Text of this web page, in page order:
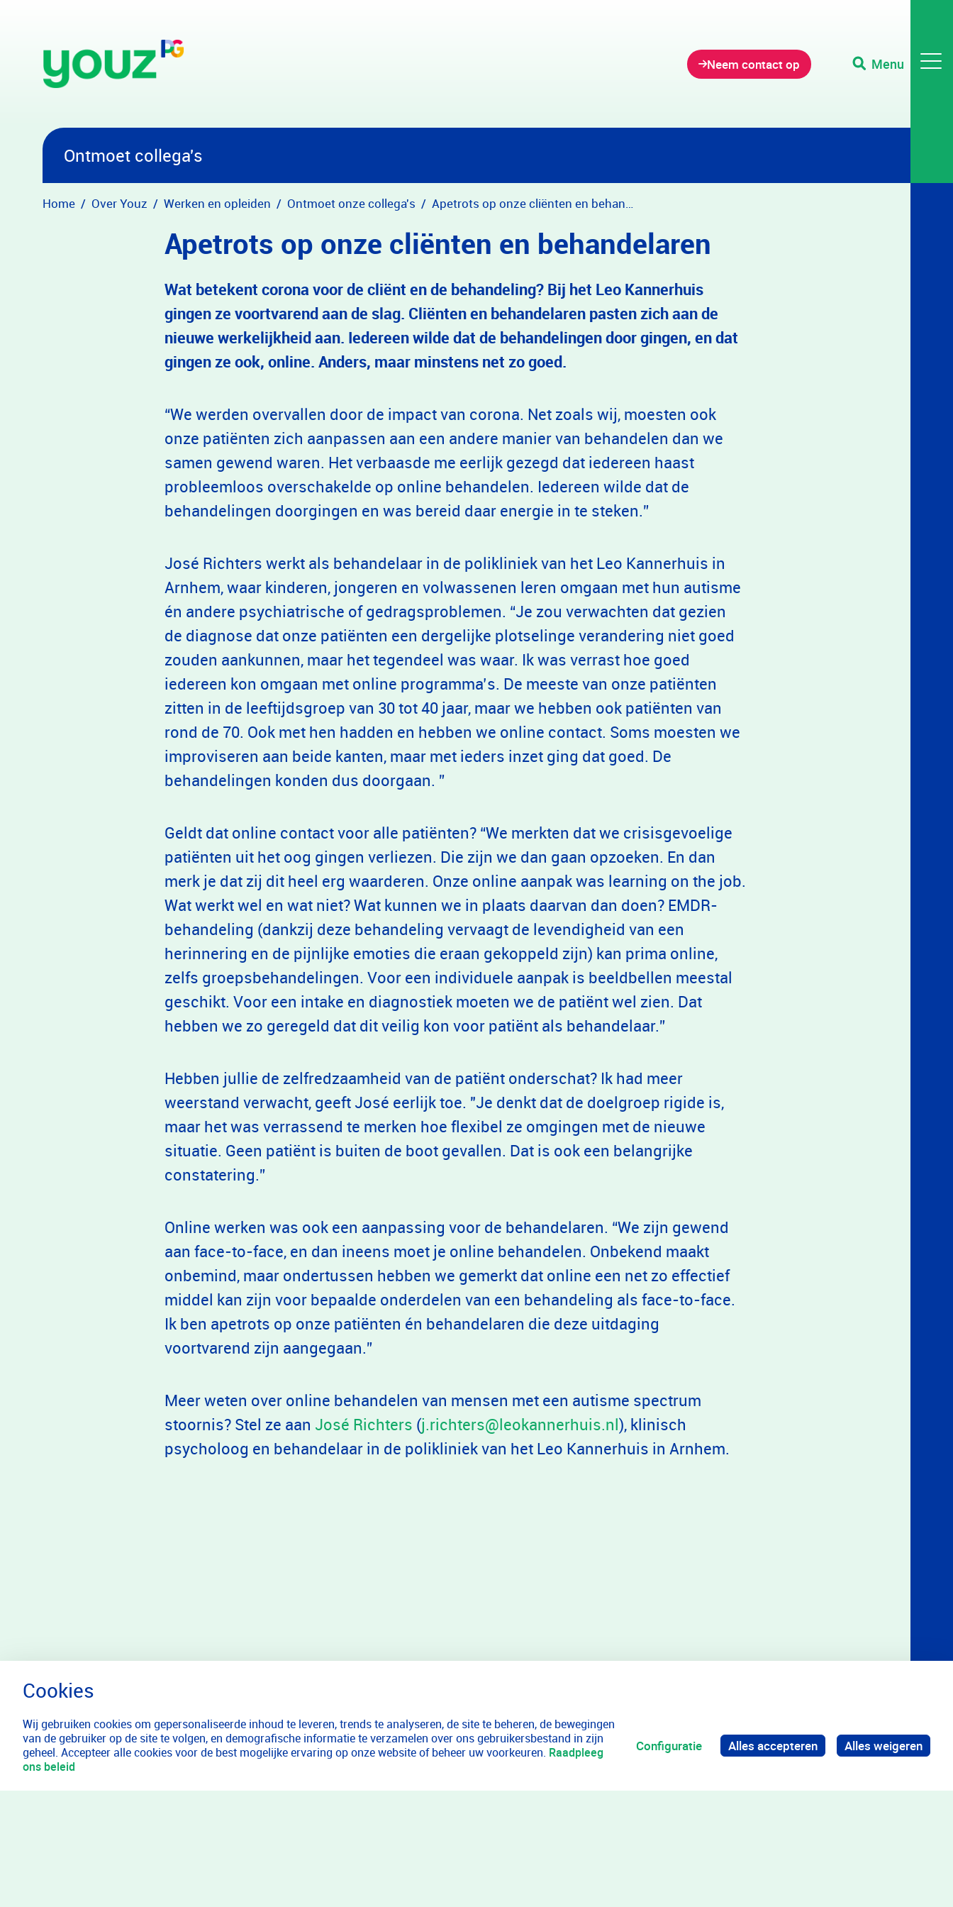
Neem contact op Menu
Ontmoet collega's
Home Over Youz Werken en opleiden Ontmoet onze collega's Apetrots op onze cliënten en behandelaren
Apetrots op onze cliënten en behandelaren
Wat betekent corona voor de cliënt en de behandeling? Bij het Leo Kannerhuis
gingen ze voortvarend aan de slag. Cliënten en behandelaren pasten zich aan de
nieuwe werkelijkheid aan. Iedereen wilde dat de behandelingen door gingen, en dat
gingen ze ook, online. Anders, maar minstens net zo goed.
“We werden overvallen door de impact van corona. Net zoals wij, moesten ook
onze patiënten zich aanpassen aan een andere manier van behandelen dan we
samen gewend waren. Het verbaasde me eerlijk gezegd dat iedereen haast
probleemloos overschakelde op online behandelen. Iedereen wilde dat de
behandelingen doorgingen en was bereid daar energie in te steken.”
José Richters werkt als behandelaar in de polikliniek van het Leo Kannerhuis in
Arnhem, waar kinderen, jongeren en volwassenen leren omgaan met hun autisme
én andere psychiatrische of gedragsproblemen. “Je zou verwachten dat gezien
de diagnose dat onze patiënten een dergelijke plotselinge verandering niet goed
zouden aankunnen, maar het tegendeel was waar. Ik was verrast hoe goed
iedereen kon omgaan met online programma’s. De meeste van onze patiënten
zitten in de leeftijdsgroep van 30 tot 40 jaar, maar we hebben ook patiënten van
rond de 70. Ook met hen hadden en hebben we online contact. Soms moesten we
improviseren aan beide kanten, maar met ieders inzet ging dat goed. De
behandelingen konden dus doorgaan. ”
Geldt dat online contact voor alle patiënten? “We merkten dat we crisisgevoelige
patiënten uit het oog gingen verliezen. Die zijn we dan gaan opzoeken. En dan
merk je dat zij dit heel erg waarderen. Onze online aanpak was learning on the job.
Wat werkt wel en wat niet? Wat kunnen we in plaats daarvan dan doen? EMDR-
behandeling (dankzij deze behandeling vervaagt de levendigheid van een
herinnering en de pijnlijke emoties die eraan gekoppeld zijn) kan prima online,
zelfs groepsbehandelingen. Voor een individuele aanpak is beeldbellen meestal
geschikt. Voor een intake en diagnostiek moeten we de patiënt wel zien. Dat
hebben we zo geregeld dat dit veilig kon voor patiënt als behandelaar.”
Hebben jullie de zelfredzaamheid van de patiënt onderschat? Ik had meer
weerstand verwacht, geeft José eerlijk toe. "Je denkt dat de doelgroep rigide is,
maar het was verrassend te merken hoe flexibel ze omgingen met de nieuwe
situatie. Geen patiënt is buiten de boot gevallen. Dat is ook een belangrijke
constatering.”
Online werken was ook een aanpassing voor de behandelaren. “We zijn gewend
aan face-to-face, en dan ineens moet je online behandelen. Onbekend maakt
onbemind, maar ondertussen hebben we gemerkt dat online een net zo effectief
middel kan zijn voor bepaalde onderdelen van een behandeling als face-to-face.
Ik ben apetrots op onze patiënten én behandelaren die deze uitdaging
voortvarend zijn aangegaan.”
Meer weten over online behandelen van mensen met een autisme spectrum
stoornis? Stel ze aan José Richters (j.richters@leokannerhuis.nl), klinisch
psycholoog en behandelaar in de polikliniek van het Leo Kannerhuis in Arnhem.
Wij gebruiken cookies om gepersonaliseerde inhoud te leveren, trends te analyseren, de site te beheren, de bewegingen
van de gebruiker op de site te volgen, en demografische informatie te verzamelen over ons gebruikersbestand in zijn
geheel. Accepteer alle cookies voor de best mogelijke ervaring op onze website of beheer uw voorkeuren. Raadpleeg
ons beleid
Configuratie Alles accepteren Alles weigeren